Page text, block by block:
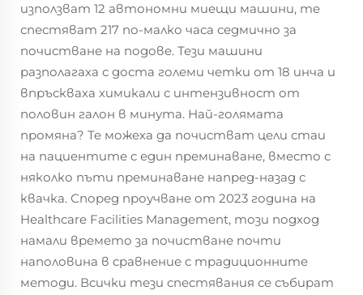
използват 12 автономни миещи машини, те
спестяват 217 по-малко часа седмично за
почистване на подове. Тези машини
разполагаха с доста големи четки от 18 инча и
впръскваха химикали с интензивност от
половин галон в минута. Най-голямата
промяна? Те можеха да почистват цели стаи
на пациентите с един преминаване, вместо с
няколко пъти преминаване напред-назад с
квачка. Според проучване от 2023 година на
Healthcare Facilities Management, този подход
намали времето за почистване почти
наполовина в сравнение с традиционните
методи. Всички тези спестявания се събират